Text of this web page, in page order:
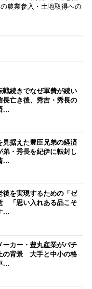
農業参入・土地取得への
戦続きでなぜ軍費が続い
亡き後、秀吉・秀長の
…
見据えた豊臣兄弟の経済
弟・秀長を紀伊に転封し
…
後を実現するための「ゼ
「思い入れある品こそ
…
ーカー・豊丸産業がパチ
の背景 大手と中小の格
…